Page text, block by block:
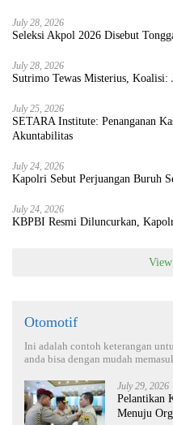
July 28, 2026
Seleksi Akpol 2026 Disebut
July 28, 2026
Sutrimo Tewas Misterius, Koalisi:
July 25, 2026
SETARA Institute: Penanganan
Akuntabilitas
July 24, 2026
Kapolri Sebut Perjuangan Buruh
July 24, 2026
KBPBI Resmi Diluncurkan,
Otomotif
Ini adalah contoh keterangan
anda bisa dengan mudah
July 29, 2026
Pelantikan
Menuju